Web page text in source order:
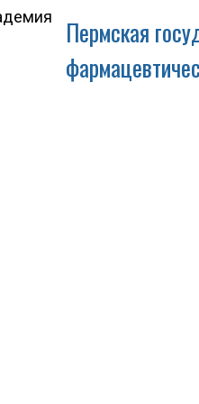
Пермская